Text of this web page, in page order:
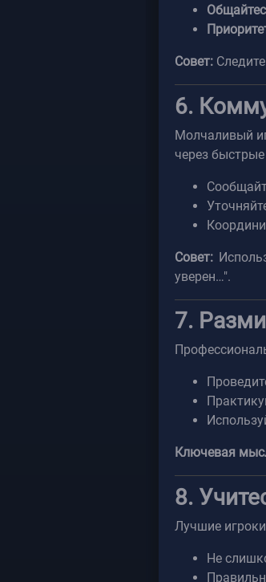
Совет:
6.
Молчаливый
через
Совет:
уверен…".
7.
Ключевая
8.
Лучшие
Не